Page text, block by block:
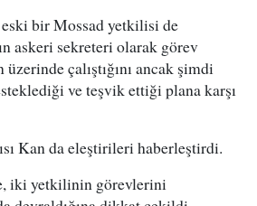
bir Mossad yetkilisi de
askeri sekreteri olarak görev
üzerinde çalıştığını ancak şimdi
ve teşvik ettiği plana karşı
Kan da eleştirileri haberleştirdi.
iki yetkilinin görevlerini